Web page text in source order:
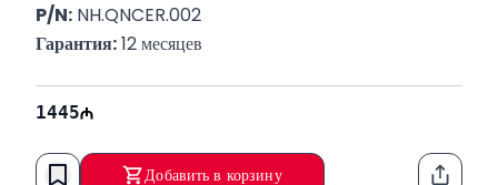
P/N: NH.QNCER.002
Гарантия: 12 месяцев
1445
Добавить в корзину